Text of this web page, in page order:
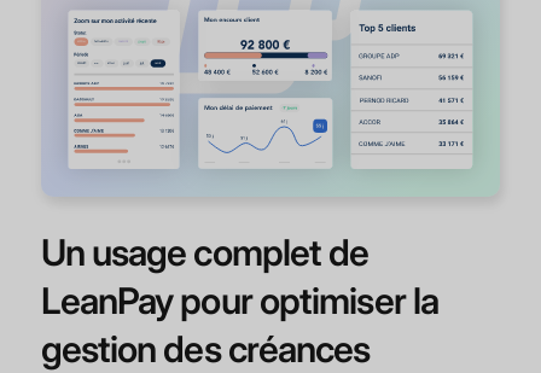
Un usage complet de
LeanPay pour optimiser la
gestion des créances